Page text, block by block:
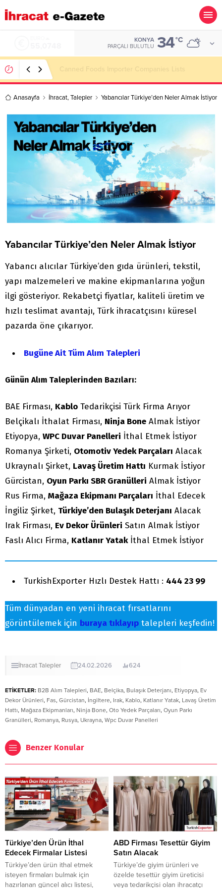
KONYA
PARÇALI BULUTLU 34°C
Steel Doors Importer Companies Lists
Anasayfa İhracat,Talepler Yabancılar Türkiye’den Neler Almak İstiyor
Yabancılar Türkiye’den Neler Almak İstiyor
Yabancı alıcılar Türkiye’den gıda ürünleri, tekstil,
yapı malzemeleri ve makine ekipmanlarına yoğun
ilgi gösteriyor. Rekabetçi fiyatlar, kaliteli üretim ve
hızlı teslimat avantajı, Türk ihracatçısını küresel
pazarda öne çıkarıyor.
Bugüne Ait Tüm Alım Talepleri
Günün Alım Taleplerinden Bazıları:
BAE Firması, Kablo Tedarikçisi Türk Firma Arıyor
Belçikalı İthalat Firması, Ninja Bone Almak İstiyor
Etiyopya, WPC Duvar Panelleri İthal Etmek İstiyor
Romanya Şirketi, Otomotiv Yedek Parçaları Alacak
Ukraynalı Şirket, Lavaş Üretim Hattı Kurmak İstiyor
Gürcistan, Oyun Parkı SBR Granülleri Almak İstiyor
Rus Firma, Mağaza Ekipmanı Parçaları İthal Edecek
İngiliz Şirket, Türkiye’den Bulaşık Deterjanı Alacak
Irak Firması, Ev Dekor Ürünleri Satın Almak İstiyor
Faslı Alıcı Firma, Katlanır Yatakİthal Etmek İstiyor
TurkishExporter Hızlı Destek Hattı : 444 23 99
Tüm dünyadan en yeni ihracat fırsatlarını
görüntülemek için buraya tıklayıp talepleri keşfedin!
İhracatTalepler 24.02.2026 624
ETİKETLER: B2B Alım Talepleri, BAE, Belçika, Bulaşık Deterjanı, Etiyopya, Ev
Dekor Ürünleri, Fas, Gürcistan, İngiltere, Irak, Kablo, Katlanır Yatak, Lavaş Üretim
Hattı, Mağaza Ekipmanları, Ninja Bone, Oto Yedek Parçaları, Oyun Parkı
Granülleri, Romanya, Rusya, Ukrayna, Wpc Duvar Panelleri
Benzer Konular
Türkiye’den Ürün İthal
Edecek Firmalar Listesi
Türkiye’den ürün ithal etmek
isteyen firmaları bulmak için
hazırlanan güncel alıcı listesi,
ABD Firması Tesettür Giyim
Satın Alacak
Türkiye’de giyim ürünleri ve
özelde tesettür giyim üreticisi
veya tedarikçisi olan ihracatçı